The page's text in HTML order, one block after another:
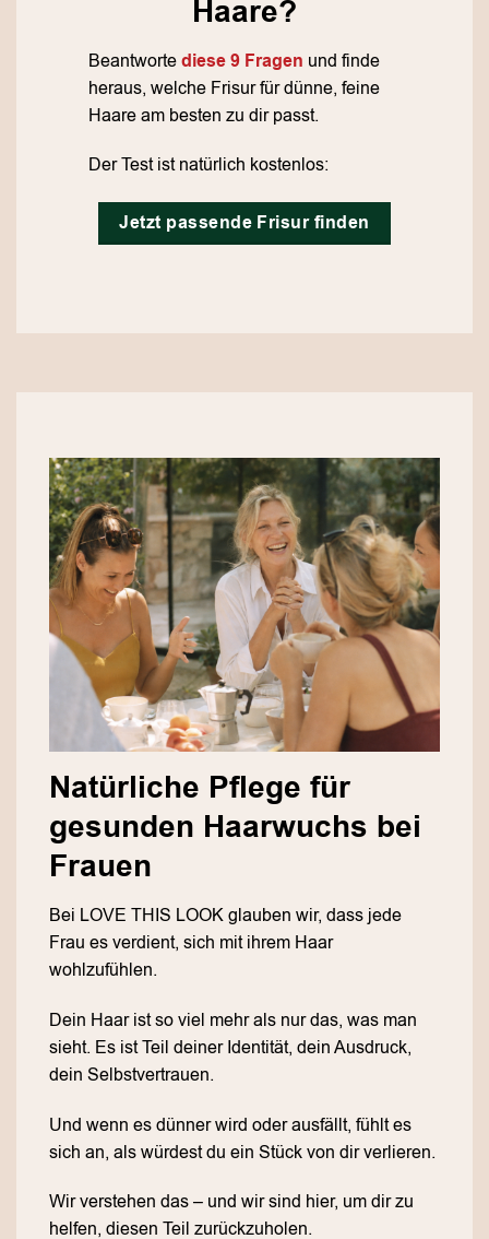
Haare?
Beantwortediese 9 Fragen und finde
heraus, welche Frisur für dünne, feine
Haare am besten zu dir passt.
Der Test ist natürlich kostenlos:
Jetzt passende Frisur finden
Natürliche Pflege für
gesunden Haarwuchs bei
Frauen
Bei LOVE THIS LOOK glauben wir, dass jede
Frau es verdient, sich mit ihrem Haar
wohlzufühlen.
Dein Haar ist so viel mehr als nur das, was man
sieht. Es ist Teil deiner Identität, dein Ausdruck,
dein Selbstvertrauen.
Und wenn es dünner wird oder ausfällt, fühlt es
sich an, als würdest du ein Stück von dir verlieren.
Wir verstehen das – und wir sind hier, um dir zu
helfen, diesen Teil zurückzuholen.